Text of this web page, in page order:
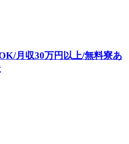
月収30万円以上/無料寮あ